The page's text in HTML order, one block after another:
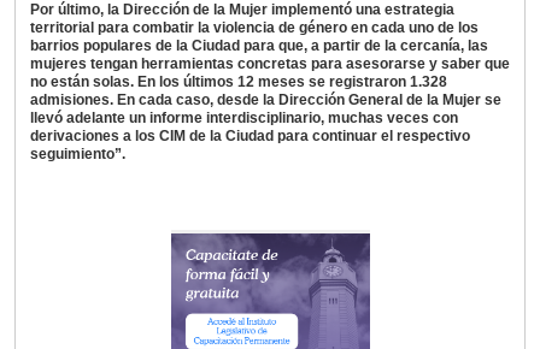
Por último, la Dirección de la Mujer implementó una estrategia
territorial para combatir la violencia de género en cada uno de los
barrios populares de la Ciudad para que, a partir de la cercanía, las
mujeres tengan herramientas concretas para asesorarse y saber que
no están solas. En los últimos 12 meses se registraron 1.328
admisiones. En cada caso, desde la Dirección General de la Mujer se
llevó adelante un informe interdisciplinario, muchas veces con
derivaciones a los CIM de la Ciudad para continuar el respectivo
seguimiento”.